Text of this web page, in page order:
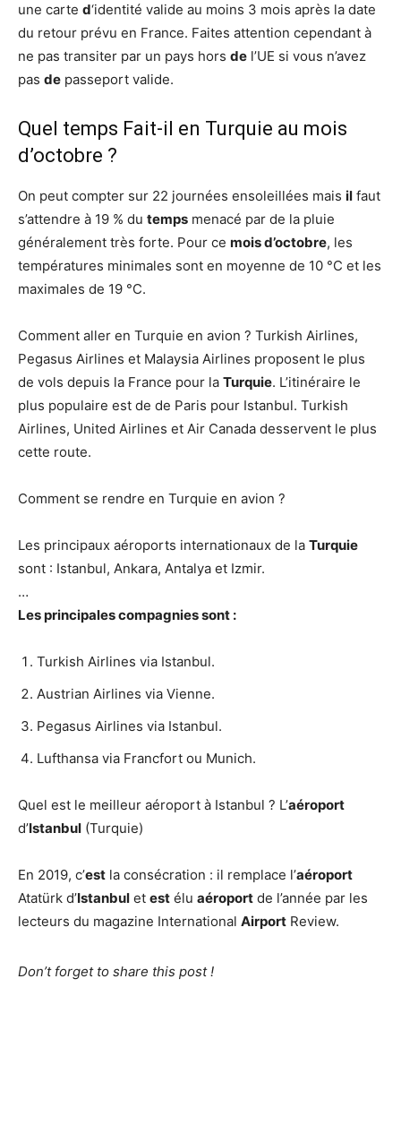
une carte d‘identité valide au moins 3 mois après la date
du retour prévu en France. Faites attention cependant à
ne pas transiter par un pays hors de l’UE si vous n’avez
pas de passeport valide.
Quel temps Fait-il en Turquie au mois
d’octobre ?
On peut compter sur 22 journées ensoleillées mais il faut
s’attendre à 19 % du temps menacé par de la pluie
généralement très forte. Pour ce mois d’octobre, les
températures minimales sont en moyenne de 10 °C et les
maximales de 19 °C.
Comment aller en Turquie en avion ? Turkish Airlines,
Pegasus Airlines et Malaysia Airlines proposent le plus
de vols depuis la France pour la Turquie. L’itinéraire le
plus populaire est de de Paris pour Istanbul. Turkish
Airlines, United Airlines et Air Canada desservent le plus
cette route.
Comment se rendre en Turquie en avion ?
Les principaux aéroports internationaux de la Turquie
sont : Istanbul, Ankara, Antalya et Izmir.
…
Les principales compagnies sont :
Turkish Airlines via Istanbul.
Austrian Airlines via Vienne.
Pegasus Airlines via Istanbul.
Lufthansa via Francfort ou Munich.
Quel est le meilleur aéroport à Istanbul ? L’aéroport
d’Istanbul (Turquie)
En 2019, c’est la consécration : il remplace l’aéroport
Atatürk d’Istanbul et est élu aéroport de l’année par les
lecteurs du magazine International Airport Review.
Don’t forget to share this post !